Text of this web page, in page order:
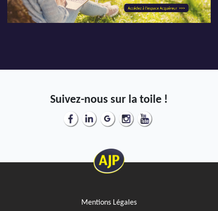
Suivez-nous sur la toile !
Mentions Légales